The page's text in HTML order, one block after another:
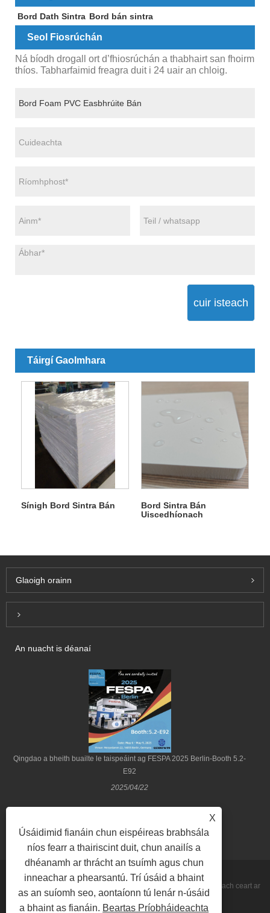
Bord Dath Sintra Bord bán sintra
Seol Fiosrúchán
Ná bíodh drogall ort d’fhiosrúchán a thabhairt san fhoirm
thíos. Tabharfaimid freagra duit i 24 uair an chloig.
cuir isteach
Táirgí Gaolmhara
Sínigh Bord Sintra Bán
Bord Sintra Bán
Uiscedhíonach
Glaoigh orainn
Inquiry For Pricelist
An nuacht is déanaí
Qingdao a bheith buailte le taispeáint ag FESPA 2025 Berlin-Booth 5.2-
E92
2025/04/22
Cóipcheart © 2022 Qingdao Be-Win Industrial & Trade Co., Ltd Gach ceart ar
cosaint.
X
Úsáidimid fianáin chun eispéireas brabhsála
níos fearr a thairiscint duit, chun anailís a
dhéanamh ar thrácht an tsuímh agus chun
inneachar a phearsantú. Trí úsáid a bhaint
as an suíomh seo, aontaíonn tú lenár n-úsáid
a bhaint as fianáin. Beartas Príobháideachta